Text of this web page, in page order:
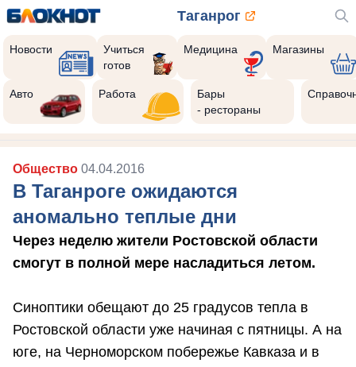
Таганрог
Новости
Учиться
готов
Медицина Магазины
Авто Работа
Бары
- рестораны
Общество 04.04.2016
В Таганроге ожидаются
аномально теплые дни
Через неделю жители Ростовской области
смогут в полной мере насладиться летом.
Синоптики обещают до 25 градусов тепла в
Ростовской области уже начиная с пятницы. А на
юге, на Черноморском побережье Кавказа и в